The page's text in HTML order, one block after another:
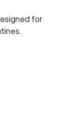
for